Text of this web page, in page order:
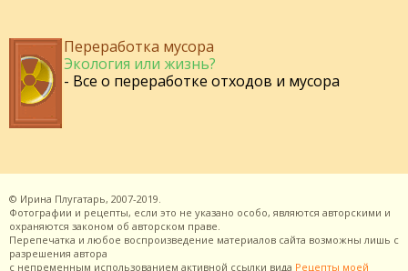
Переработка мусора
Экология или жизнь?
- Все о переработке отходов и мусора
© Ирина Плугатарь, 2007-2019.
Фотографии и рецепты, если это не указано особо, являются авторскими и
охраняются законом об авторском праве.
Перепечатка и любое воспроизведение материалов сайта возможны лишь с
разрешения автора
с непременным использованием активной ссылки вида Рецепты моей